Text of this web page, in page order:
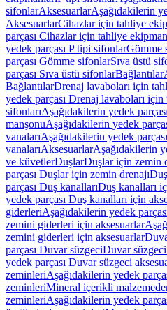
sifonlarAksesuarlarAşağıdakilerin
AksesuarlarCihazlar için tahliye
parçası Cihazlar için tahliye
yedek parçası P tipi sifonlarGömme
parçası Gömme sifonlarSıva üstü
parçası Sıva üstü sifonlarBağlantılar
BağlantılarDrenaj lavaboları için
yedek parçası Drenaj lavaboları
sifonlarıAşağıdakilerin yedek
manşonuAşağıdakilerin yedek
vanalarıAşağıdakilerin yedek
vanalarıAksesuarlarAşağıdakilerin
ve küvetlerDuşlarDuşlar için zemin
parçası Duşlar için zemin drenajı
parçası Duş kanallarıDuş kanalları
yedek parçası Duş kanalları için
giderleriAşağıdakilerin yedek
zemini giderleri için aksesuarlar
zemini giderleri için aksesuarlar
parçası Duvar süzgeciDuvar süzgeci
yedek parçası Duvar süzgeci
zeminleriAşağıdakilerin yedek
zeminleriMineral içerikli
zeminleriAşağıdakilerin yedek